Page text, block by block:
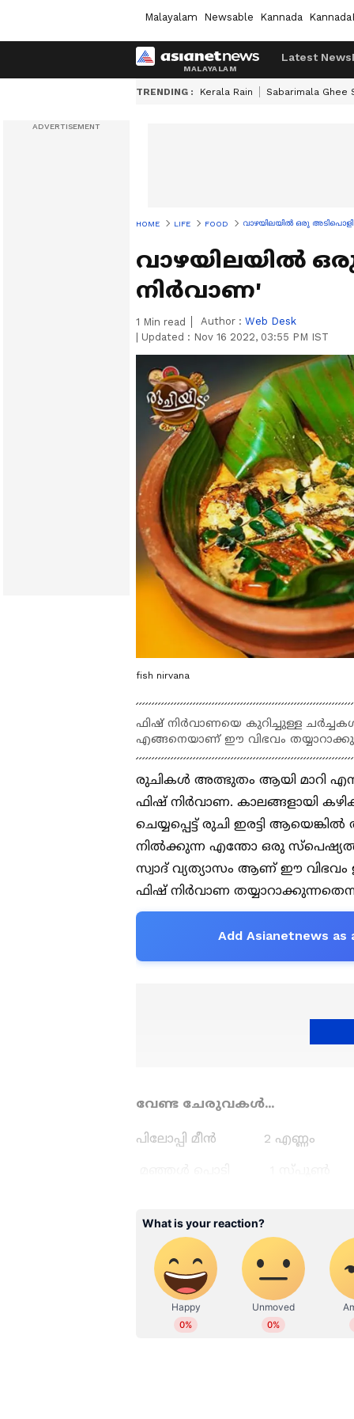
Malayalam Newsable Kannada
Latest News
TRENDING : Kerala Rain Sabarimala Ghee
HOME LIFE FOOD വാഴയിലയിൽ ഒരു
വാഴയിലയിൽ
നിർവാണ'
1 Min read Author : Web Desk
Updated : Nov 16 2022, 03:55 PM IST
fish nirvana
ഫിഷ് നിർവാണയെ കുറിച്ചുള്ള
എങ്ങനെയാണ് ഈ വിഭവം
രുചികൾ അത്ഭുതം ആയി മാറി
ഫിഷ് നിർവാണ. കാലങ്ങളായി
ചെയ്യപ്പെട്ട് രുചി ഇരട്ടി
നിൽക്കുന്ന എന്തോ ഒരു
സ്വാദ് വ്യത്യാസം ആണ്‌ ഈ
ഫിഷ് നിർവാണ
Add Asianetnews as
വേണ്ട ചേരുവകൾ...
പിലോപ്പി മീൻ 2 എണ്ണം
നാരങ്ങാ നീര് 1 സ്പൂൺ
വെളിച്ചെണ്ണ 1/4 ലിറ്റർ
ഇഞ്ചി 2
പച്ചമുളക് 4 എണ്ണം
കുരുമുളക് പൊടി 1 സ്പൂൺ